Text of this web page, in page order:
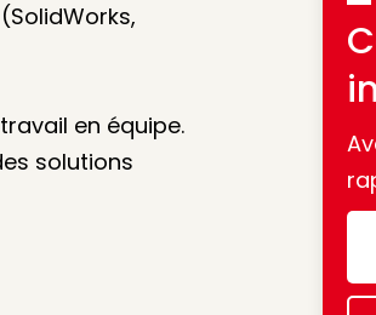
en équipe.
solutions